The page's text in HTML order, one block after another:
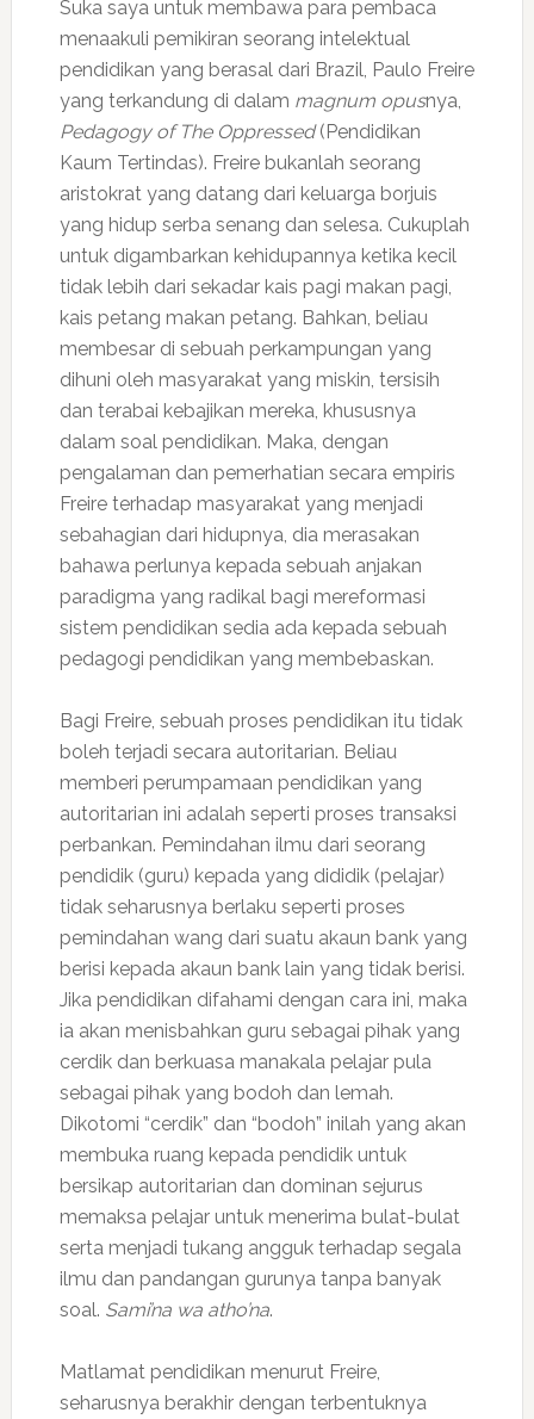
Suka saya untuk membawa para pembaca
menaakuli pemikiran seorang intelektual
pendidikan yang berasal dari Brazil, Paulo Freire
yang terkandung di dalam magnum opusnya,
Pedagogy of The Oppressed(Pendidikan
Kaum Tertindas). Freire bukanlah seorang
aristokrat yang datang dari keluarga borjuis
yang hidup serba senang dan selesa. Cukuplah
untuk digambarkan kehidupannya ketika kecil
tidak lebih dari sekadar kais pagi makan pagi,
kais petang makan petang. Bahkan, beliau
membesar di sebuah perkampungan yang
dihuni oleh masyarakat yang miskin, tersisih
dan terabai kebajikan mereka, khususnya
dalam soal pendidikan. Maka, dengan
pengalaman dan pemerhatian secara empiris
Freire terhadap masyarakat yang menjadi
sebahagian dari hidupnya, dia merasakan
bahawa perlunya kepada sebuah anjakan
paradigma yang radikal bagi mereformasi
sistem pendidikan sedia ada kepada sebuah
pedagogi pendidikan yang membebaskan.
Bagi Freire, sebuah proses pendidikan itu tidak
boleh terjadi secara autoritarian. Beliau
memberi perumpamaan pendidikan yang
autoritarian ini adalah seperti proses transaksi
perbankan. Pemindahan ilmu dari seorang
pendidik (guru) kepada yang dididik (pelajar)
tidak seharusnya berlaku seperti proses
pemindahan wang dari suatu akaun bank yang
berisi kepada akaun bank lain yang tidak berisi.
Jika pendidikan difahami dengan cara ini, maka
ia akan menisbahkan guru sebagai pihak yang
cerdik dan berkuasa manakala pelajar pula
sebagai pihak yang bodoh dan lemah.
Dikotomi “cerdik” dan “bodoh” inilah yang akan
membuka ruang kepada pendidik untuk
bersikap autoritarian dan dominan sejurus
memaksa pelajar untuk menerima bulat-bulat
serta menjadi tukang angguk terhadap segala
ilmu dan pandangan gurunya tanpa banyak
soal. Sami’na wa atho’na.
Matlamat pendidikan menurut Freire,
seharusnya berakhir dengan terbentuknya